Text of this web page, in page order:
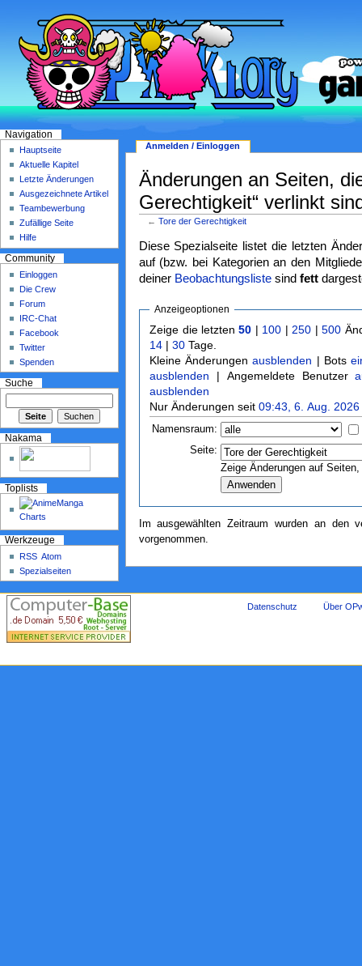
Änderungen an Seiten,
Gerechtigkeit“ verlinkt
←Tore der Gerechtigkeit
Diese Spezialseite listet die letzten
auf (bzw. bei Kategorien an den
deiner Beobachtungslistesind fett
Anzeigeoptionen
Zeige die letzten50 | 100 | 250 |500
14 |30 Tage.
Kleine Änderungenausblenden | Bots
ausblenden | Angemeldete Benutzer
ausblenden
Nur Änderungen seit09:43, 6. Aug. 2026
Namensraum:
Seite:
Zeige Änderungen auf
Im ausgewählten Zeitraum wurden an den
vorgenommen.
Anmelden / Einloggen
Navigation
Hauptseite
Aktuelle Kapitel
Letzte Änderungen
Ausgezeichnete Artikel
Teambewerbung
Zufällige Seite
Hilfe
Community
Einloggen
Die Crew
Forum
IRC-Chat
Facebook
Twitter
Spenden
Suche
Nakama
Toplists
Werkzeuge
RSS Atom
Spezialseiten
Datenschutz Über